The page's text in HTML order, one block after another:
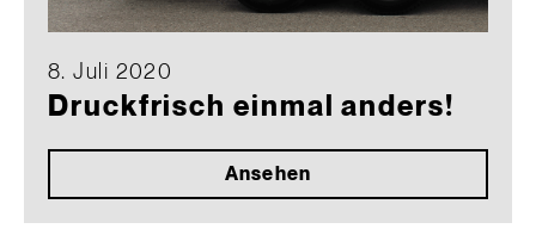
8. Juli 2020
Druckfrisch einmal anders!
Ansehen